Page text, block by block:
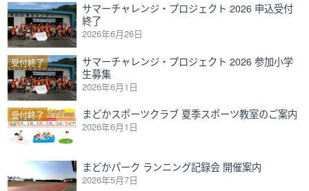
サマーチャレンジ・プロジェクト 2026 申込受付
終了
2026年6月26日
受付終了
サマーチャレンジ・プロジェクト 2026 参加小学
生募集
2026年6月1日
受付終了 まどかスポーツクラブ 夏季スポーツ教室のご案内
2026年6月1日
まどかパーク ランニング記録会 開催案内
2026年5月7日